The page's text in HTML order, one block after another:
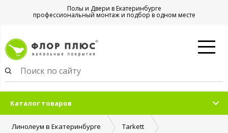
Полы и Двери в Екатеринбурге
профессиональный монтаж и подбор в одном месте
Каталог товаров
Линолеум в Екатеринбурге Tarkett